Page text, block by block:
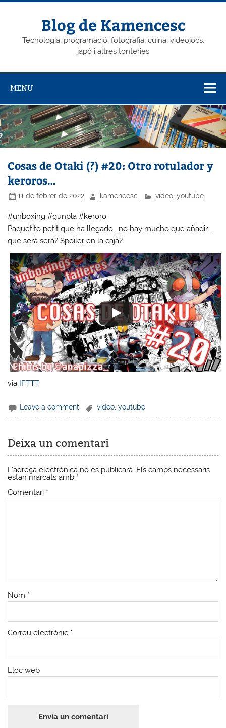
Skip
Blog de Kamencesc
Tecnologia, programació, fotografía, cuina, videojocs,
japó i altres tonteries
MENU
Cosas de Otaki (?) #20: Otro rotulador y
keroros…
11 de febrer de 2022 kamencesc video, youtube
#unboxing #gunpla #keroro
Paquetito petit que ha llegado… no hay mucho que añadir…
que será será? Spoiler en la caja?
via IFTTT
Leave a comment video ,youtube
Deixa un comentari
L'adreça electrònica no es publicarà. Els camps necessaris
estan marcats amb *
Comentari *
Nom *
Correu electrònic *
Lloc web